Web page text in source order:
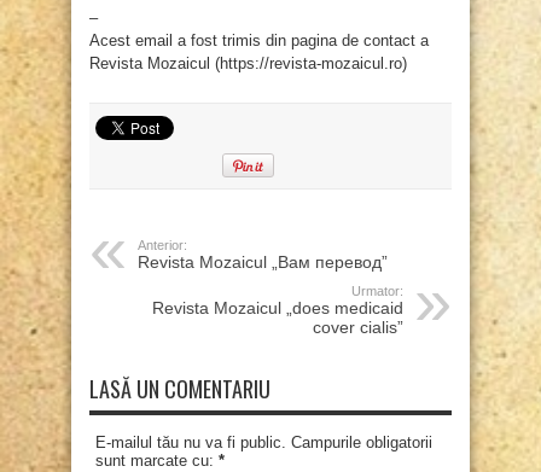
–
Acest email a fost trimis din pagina de contact a
Revista Mozaicul (https://revista-mozaicul.ro)
Anterior:
Revista Mozaicul „Вам перевод”
Urmator:
Revista Mozaicul „does medicaid
cover cialis”
LASĂ UN COMENTARIU
E-mailul tău nu va fi public. Campurile obligatorii
sunt marcate cu: *